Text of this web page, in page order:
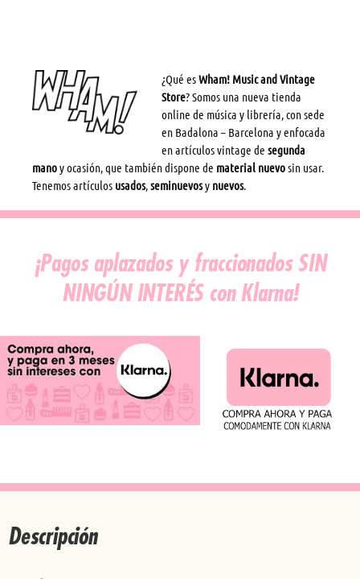
¿Qué esWham! Music and Vintage
Store? Somos una nueva tienda
online de música y librería, con sede
en Badalona – Barcelona y enfocada
en artículos vintage desegunda
manoy ocasión, que también dispone de material nuevosin usar.
Tenemos artículos usados,seminuevosy nuevos.
¡Pagos aplazados y fraccionados SIN
NINGÚN INTERÉS con Klarna!
Descripción